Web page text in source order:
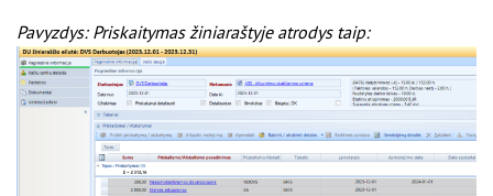
Pavyzdys: Priskaitymas žiniaraštyje atrodys taip: